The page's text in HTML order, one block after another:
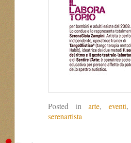
Posted in arte, eventi,
serenartista